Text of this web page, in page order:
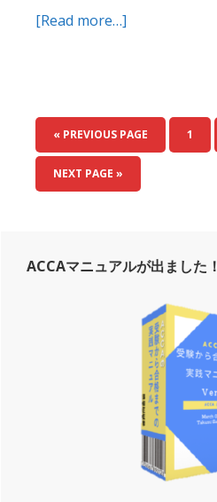
[Read more…]
し
て
ッ
フ
MBA
« GO
TO
PREVIOUS PAGE PAGE
1
GO
TO
NEXT PAGE »
Primary
ACCAマニュアルが出ました！